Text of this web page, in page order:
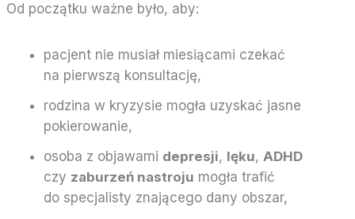
Od początku ważne było, aby:
pacjent nie musiał miesiącami czekać
na pierwszą konsultację,
rodzina w kryzysie mogła uzyskać jasne
pokierowanie,
osoba z objawami depresji, lęku, ADHD
czy zaburzeń nastroju mogła trafić
do specjalisty znającego dany obszar,